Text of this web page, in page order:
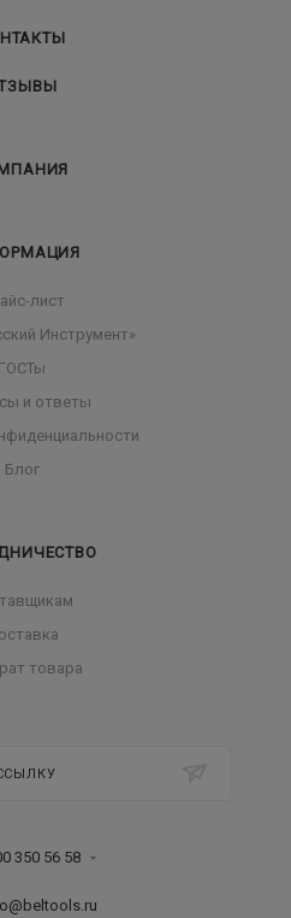
лист
Инструмент»
ГОСТы
и ответы
Блог
товара
350 56 58